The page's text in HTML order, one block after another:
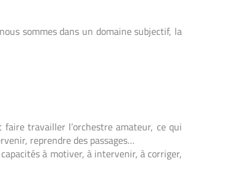
sommes dans un domaine subjectif, la
travailler l’orchestre amateur, ce qui
reprendre des passages…
à motiver, à intervenir, à corriger,